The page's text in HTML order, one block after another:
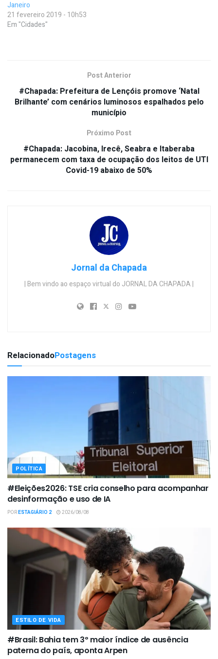
Janeiro
21 fevereiro 2019 - 10h53
Em "Cidades"
Post Anterior
#Chapada: Prefeitura de Lençóis promove ‘Natal
Brilhante’ com cenários luminosos espalhados pelo
município
Próximo Post
#Chapada: Jacobina, Irecê, Seabra e Itaberaba
permanecem com taxa de ocupação dos leitos de UTI
Covid-19 abaixo de 50%
Jornal da Chapada
| Bem vindo ao espaço virtual do JORNAL DA CHAPADA |
RelacionadoPostagens
POLÍTICA
#Eleições2026: TSE cria conselho para acompanhar
desinformação e uso de IA
PORESTAGIÁRIO 2 2026/08/08
ESTILO DE VIDA
#Brasil: Bahia tem 3º maior índice de ausência
paterna do país, aponta Arpen